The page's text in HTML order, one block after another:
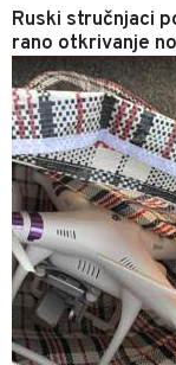
Ruski stručnjaci
rano otkrivanje